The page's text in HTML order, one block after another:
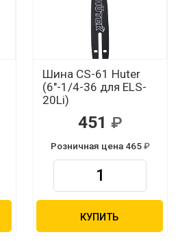
Шина CS-61 Huter
(6"-1/4-36 для ELS-
20Li)
451
Розничная цена 465
КУПИТЬ